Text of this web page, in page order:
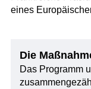
eines
Die
Das Programm